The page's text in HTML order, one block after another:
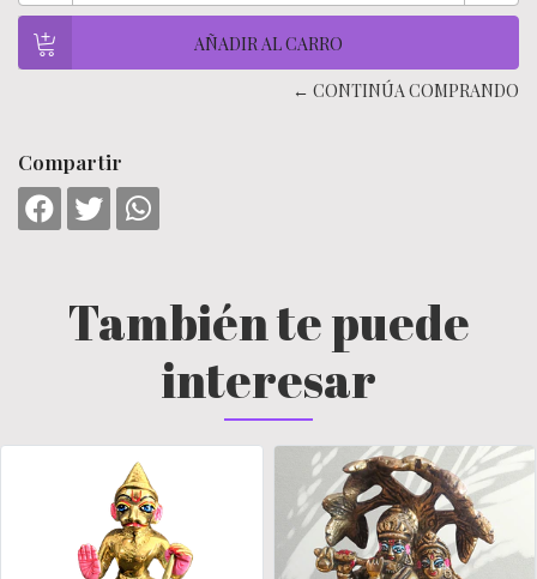
← CONTINÚA COMPRANDO
Compartir
También te puede
interesar